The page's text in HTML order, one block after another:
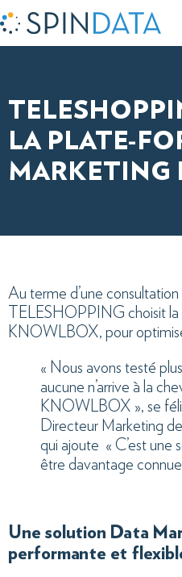
LA PLATE-
MARKETING
Au terme d’une
TELESHOPPING choisit
KNOWLBOX, pour
« Nous avons testé
aucune n’arrive à la
KNOWLBOX », se
Directeur Marketing
qui ajoute « C’est une
être davantage connue
Une solution Data
performante et